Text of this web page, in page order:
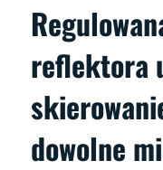
reflektora
dowolne